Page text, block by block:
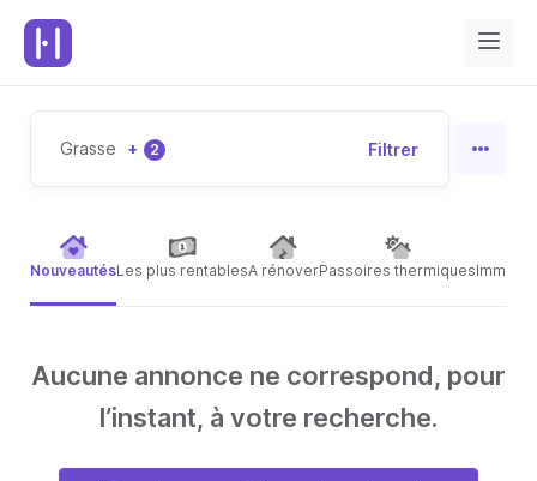
Grasse + 2 Filtrer
NouveautésLes plus rentablesA rénoverPassoires thermiques
Aucune annonce ne correspond, pour
l’instant, à votre recherche.